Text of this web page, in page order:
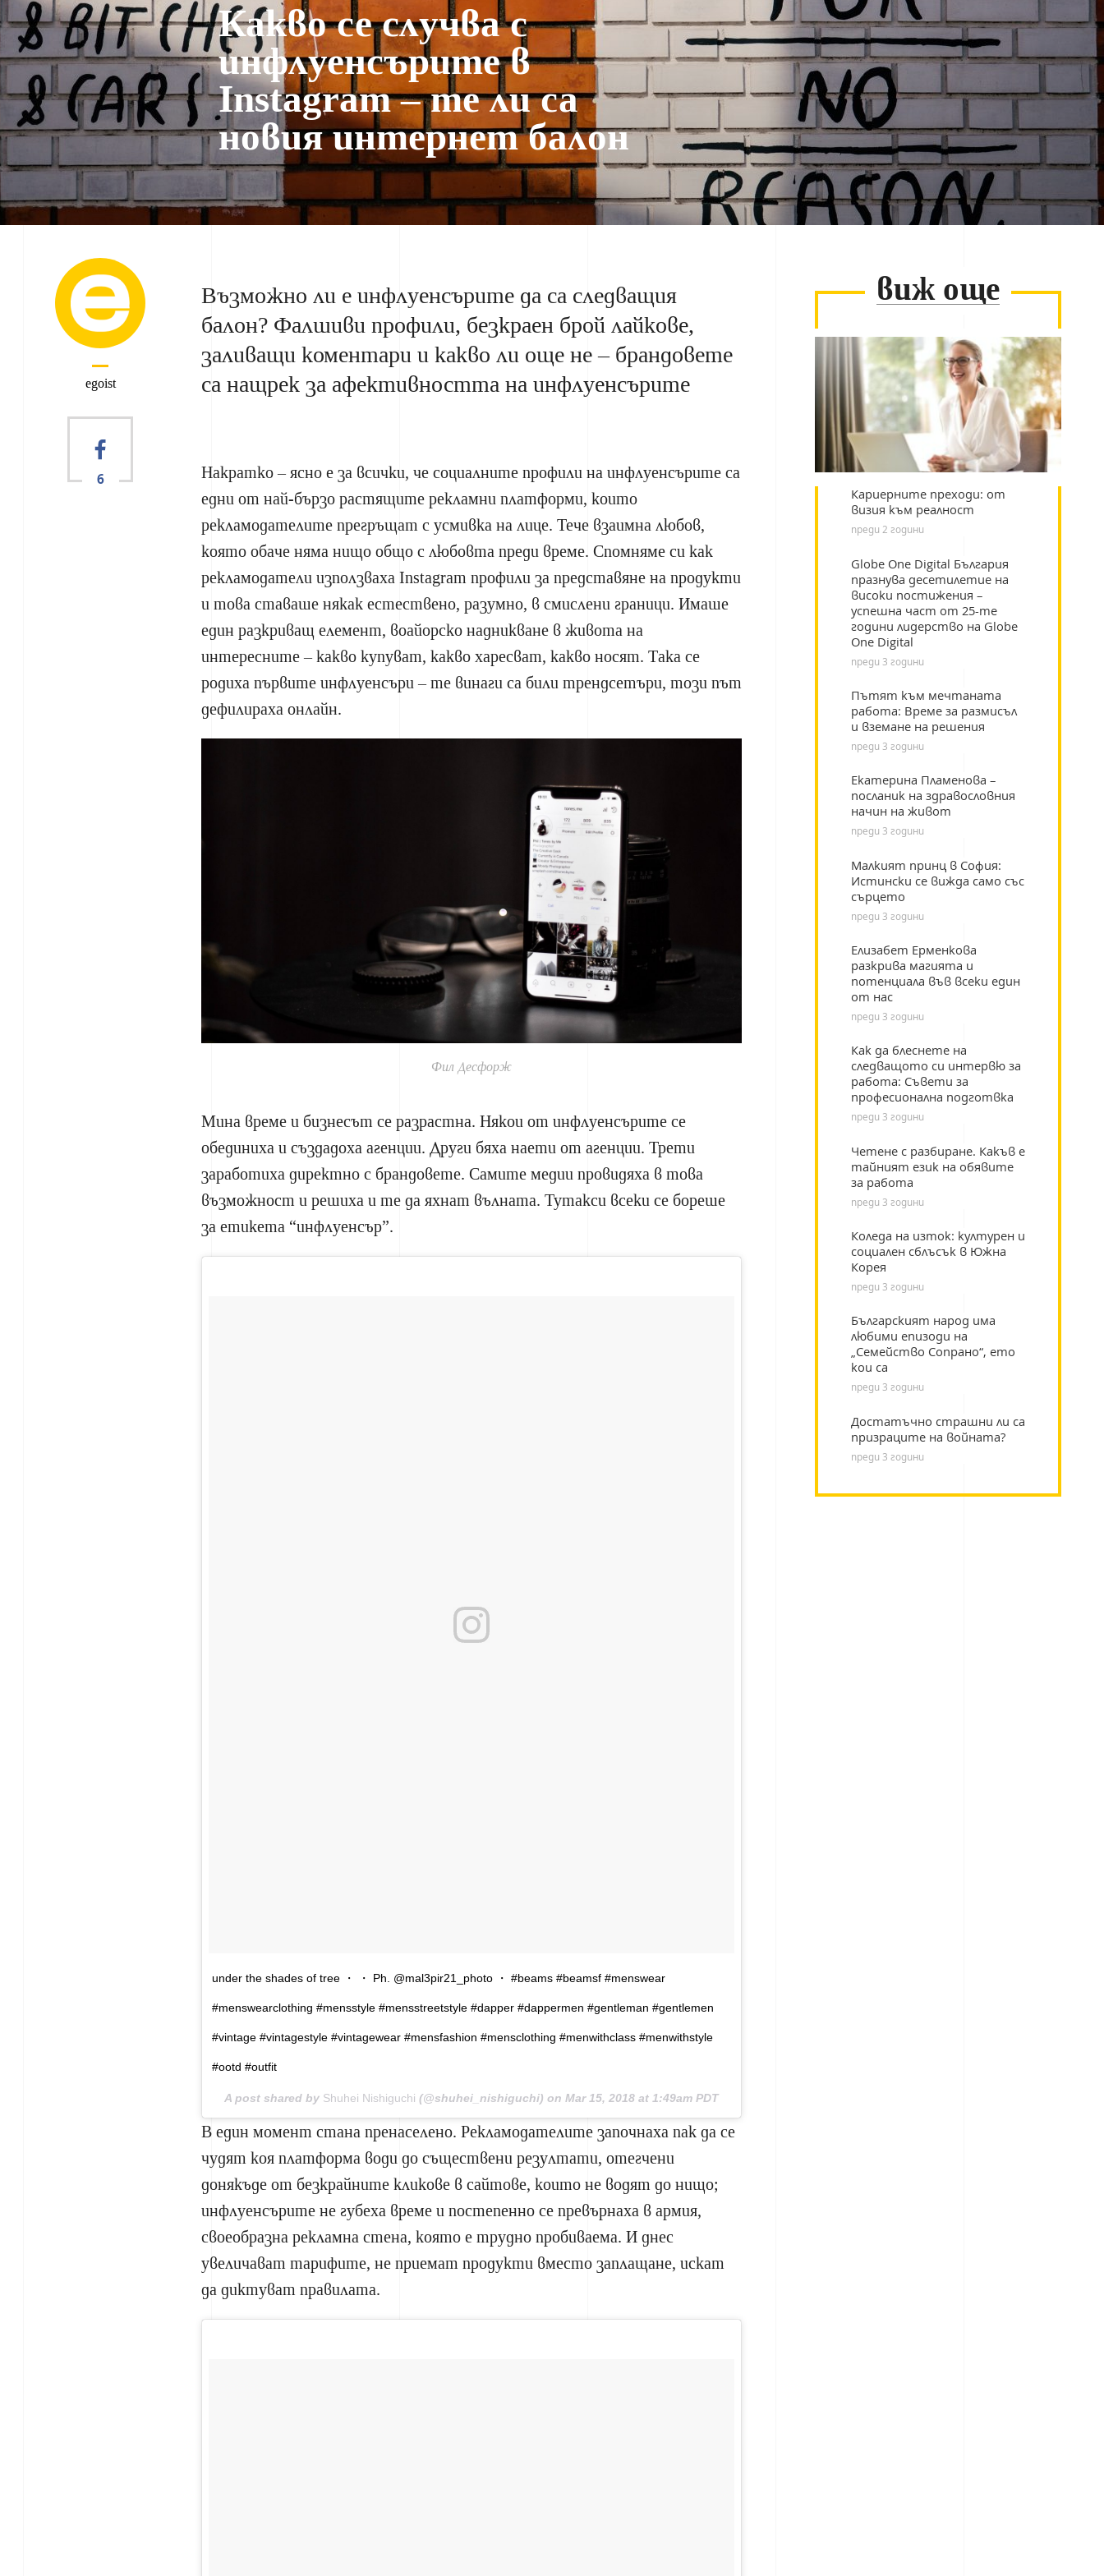
Какво се случва с
инфлуенсърите в
Instagram – те ли са
новия интернет балон
egoist
6
Възможно ли е инфлуенсърите да са следващия
балон? Фалшиви профили, безкраен брой лайкове,
заливащи коментари и какво ли още не – брандовете
са нащрек за афективността на инфлуенсърите
Накратко – ясно е за всички, че социалните профили на инфлуенсърите са
едни от най-бързо растящите рекламни платформи, които
рекламодателите прегръщат с усмивка на лице. Тече взаимна любов,
която обаче няма нищо общо с любовта преди време. Спомняме си как
рекламодатели използваха Instagram профили за представяне на продукти
и това ставаше някак естествено, разумно, в смислени граници. Имаше
един разкриващ елемент, воайорско надникване в живота на
интересните – какво купуват, какво харесват, какво носят. Така се
родиха първите инфлуенсъри – те винаги са били трендсетъри, този път
дефилираха онлайн.
Фил Десфорж
Мина време и бизнесът се разрастна. Някои от инфлуенсърите се
обединиха и създадоха агенции. Други бяха наети от агенции. Трети
заработиха директно с брандовете. Самите медии провидяха в това
възможност и решиха и те да яхнат вълната. Тутакси всеки се бореше
за етикета “инфлуенсър”.
under the shades of tree ・ ・ Ph. @mal3pir21_photo ・ #beams #beamsf #menswear
#menswearclothing #mensstyle #mensstreetstyle #dapper #dappermen #gentleman #gentlemen
#vintage #vintagestyle #vintagewear #mensfashion #mensclothing #menwithclass #menwithstyle
#ootd #outfit
A post shared by Shuhei Nishiguchi (@shuhei_nishiguchi) on Mar 15, 2018 at 1:49am PDT
В един момент стана пренаселено. Рекламодателите започнаха пак да се
чудят коя платформа води до съществени резултати, отегчени
донякъде от безкрайните кликове в сайтове, които не водят до нищо;
инфлуенсърите не губеха време и постепенно се превърнаха в армия,
своеобразна рекламна стена, която е трудно пробиваема. И днес
увеличават тарифите, не приемат продукти вместо заплащане, искат
да диктуват правилата.
виж още
Кариерните преходи: от
визия към реалност
преди 2 години
Globe One Digital България
празнува десетилетие на
високи постижения –
успешна част от 25-те
години лидерство на Globe
One Digital
преди 3 години
Пътят към мечтаната
работа: Време за размисъл
и вземане на решения
преди 3 години
Екатерина Пламенова –
посланик на здравословния
начин на живот
преди 3 години
Малкият принц в София:
Истински се вижда само със
сърцето
преди 3 години
Елизабет Ерменкова
разкрива магията и
потенциала във всеки един
от нас
преди 3 години
Как да блеснете на
следващото си интервю за
работа: Съвети за
професионална подготвка
преди 3 години
Четене с разбиране. Какъв е
тайният език на обявите
за работа
преди 3 години
Коледа на изток: културен и
социален сблъсък в Южна
Корея
преди 3 години
Българският народ има
любими епизоди на
„Семейство Сопрано“, ето
кои са
преди 3 години
Достатъчно страшни ли са
призраците на войната?
преди 3 години